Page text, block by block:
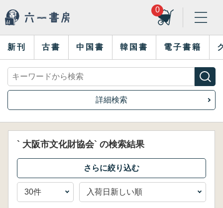
0
新刊 古書 中国書 韓国書 電子書籍
詳細検索
` 大阪市文化財協会` の検索結果